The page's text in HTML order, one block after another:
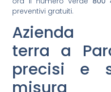
preventivi gratuiti.
Azienda
terra a
precisi e
misura